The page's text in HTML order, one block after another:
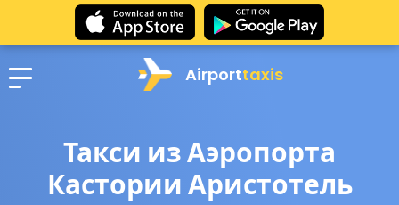
Airporttaxis
Такси из Аэропорта
Кастории Аристотель